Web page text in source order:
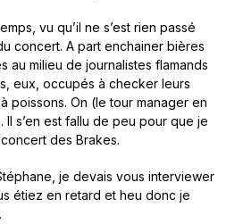
vu qu’il ne s’est rien passé
concert. A part enchainer bières
au milieu de journalistes flamands
eux, occupés à checker leurs
poissons. On (le tour manager en
Il s’en est fallu de peu pour que je
des Brakes.
je devais vous interviewer
étiez en retard et heu donc je